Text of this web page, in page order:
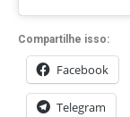
Compartilhe isso:
Facebook
Telegram